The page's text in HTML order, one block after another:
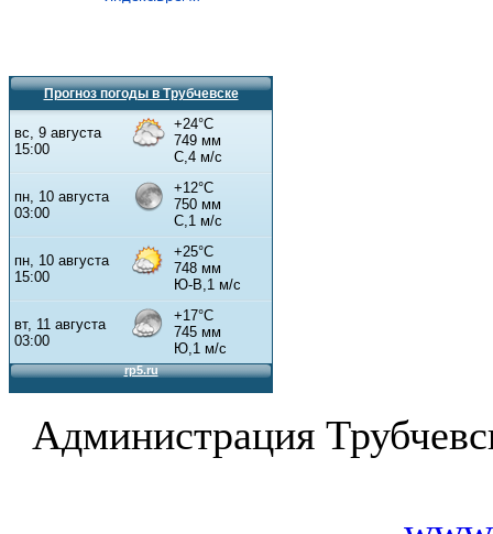
Прогноз погоды в Трубчевске
Администрация